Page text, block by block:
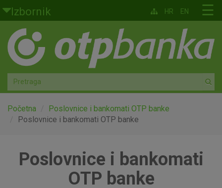
Skoči na glavni sadržaj
Izbornik
Građani
Privatno bankarstvo
Agro
Mala poduzeća i obrtnici
Globalna tržišta
☰
HR EN
Početna
Poslovnice i bankomati OTP banke
Poslovnice i bankomati OTP banke
Poslovnice i bankomati
OTP banke